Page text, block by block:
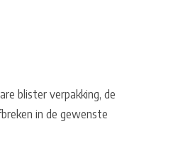
blister verpakking, de
in de gewenste